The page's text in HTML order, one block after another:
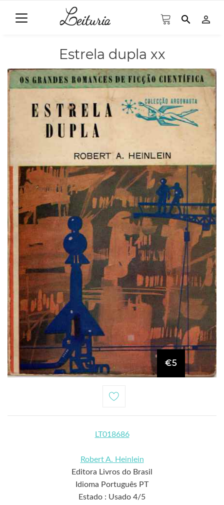
search person_outline
Estrela dupla xx
€5
LT018686
Robert A. Heinlein
Editora Livros do Brasil
Idioma Português PT
Estado : Usado 4/5